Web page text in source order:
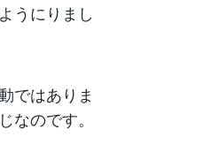
うにりまし
ではありま
のです。